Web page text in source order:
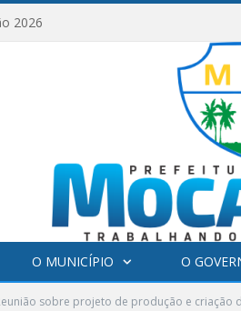
2026
O MUNICÍPIO O
sobre projeto de produção e criação